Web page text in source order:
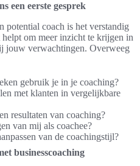
een eerste gesprek
potential coach is het verstandig
om meer inzicht te krijgen in
jouw verwachtingen. Overweeg
gebruik je in je coaching?
met klanten in vergelijkbare
resultaten van coaching?
van mij als coachee?
van de coachingstijl?
businesscoaching